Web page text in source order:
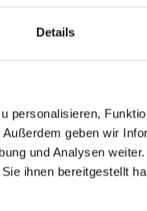
Details
personalisieren,
geben wir
und Analysen
ihnen bereitgestellt
- Breite 30 –
- Dicke 20
- 520 x 520 x
Gebinde